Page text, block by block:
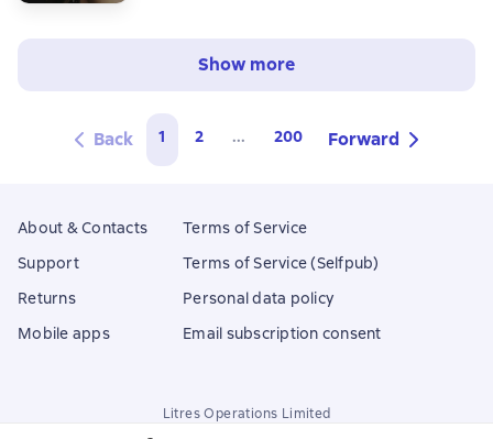
Show more
Back 1 2 ... 200 Forward
About & Contacts
Support
Returns
Mobile apps
Terms of Service
Terms of Service (Selfpub)
Personal data policy
Email subscription consent
Litres Operations Limited